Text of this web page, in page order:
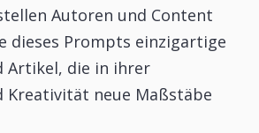
Autoren und Content
dieses Prompts einzigartige
Artikel, die in ihrer
Kreativität neue Maßstäbe